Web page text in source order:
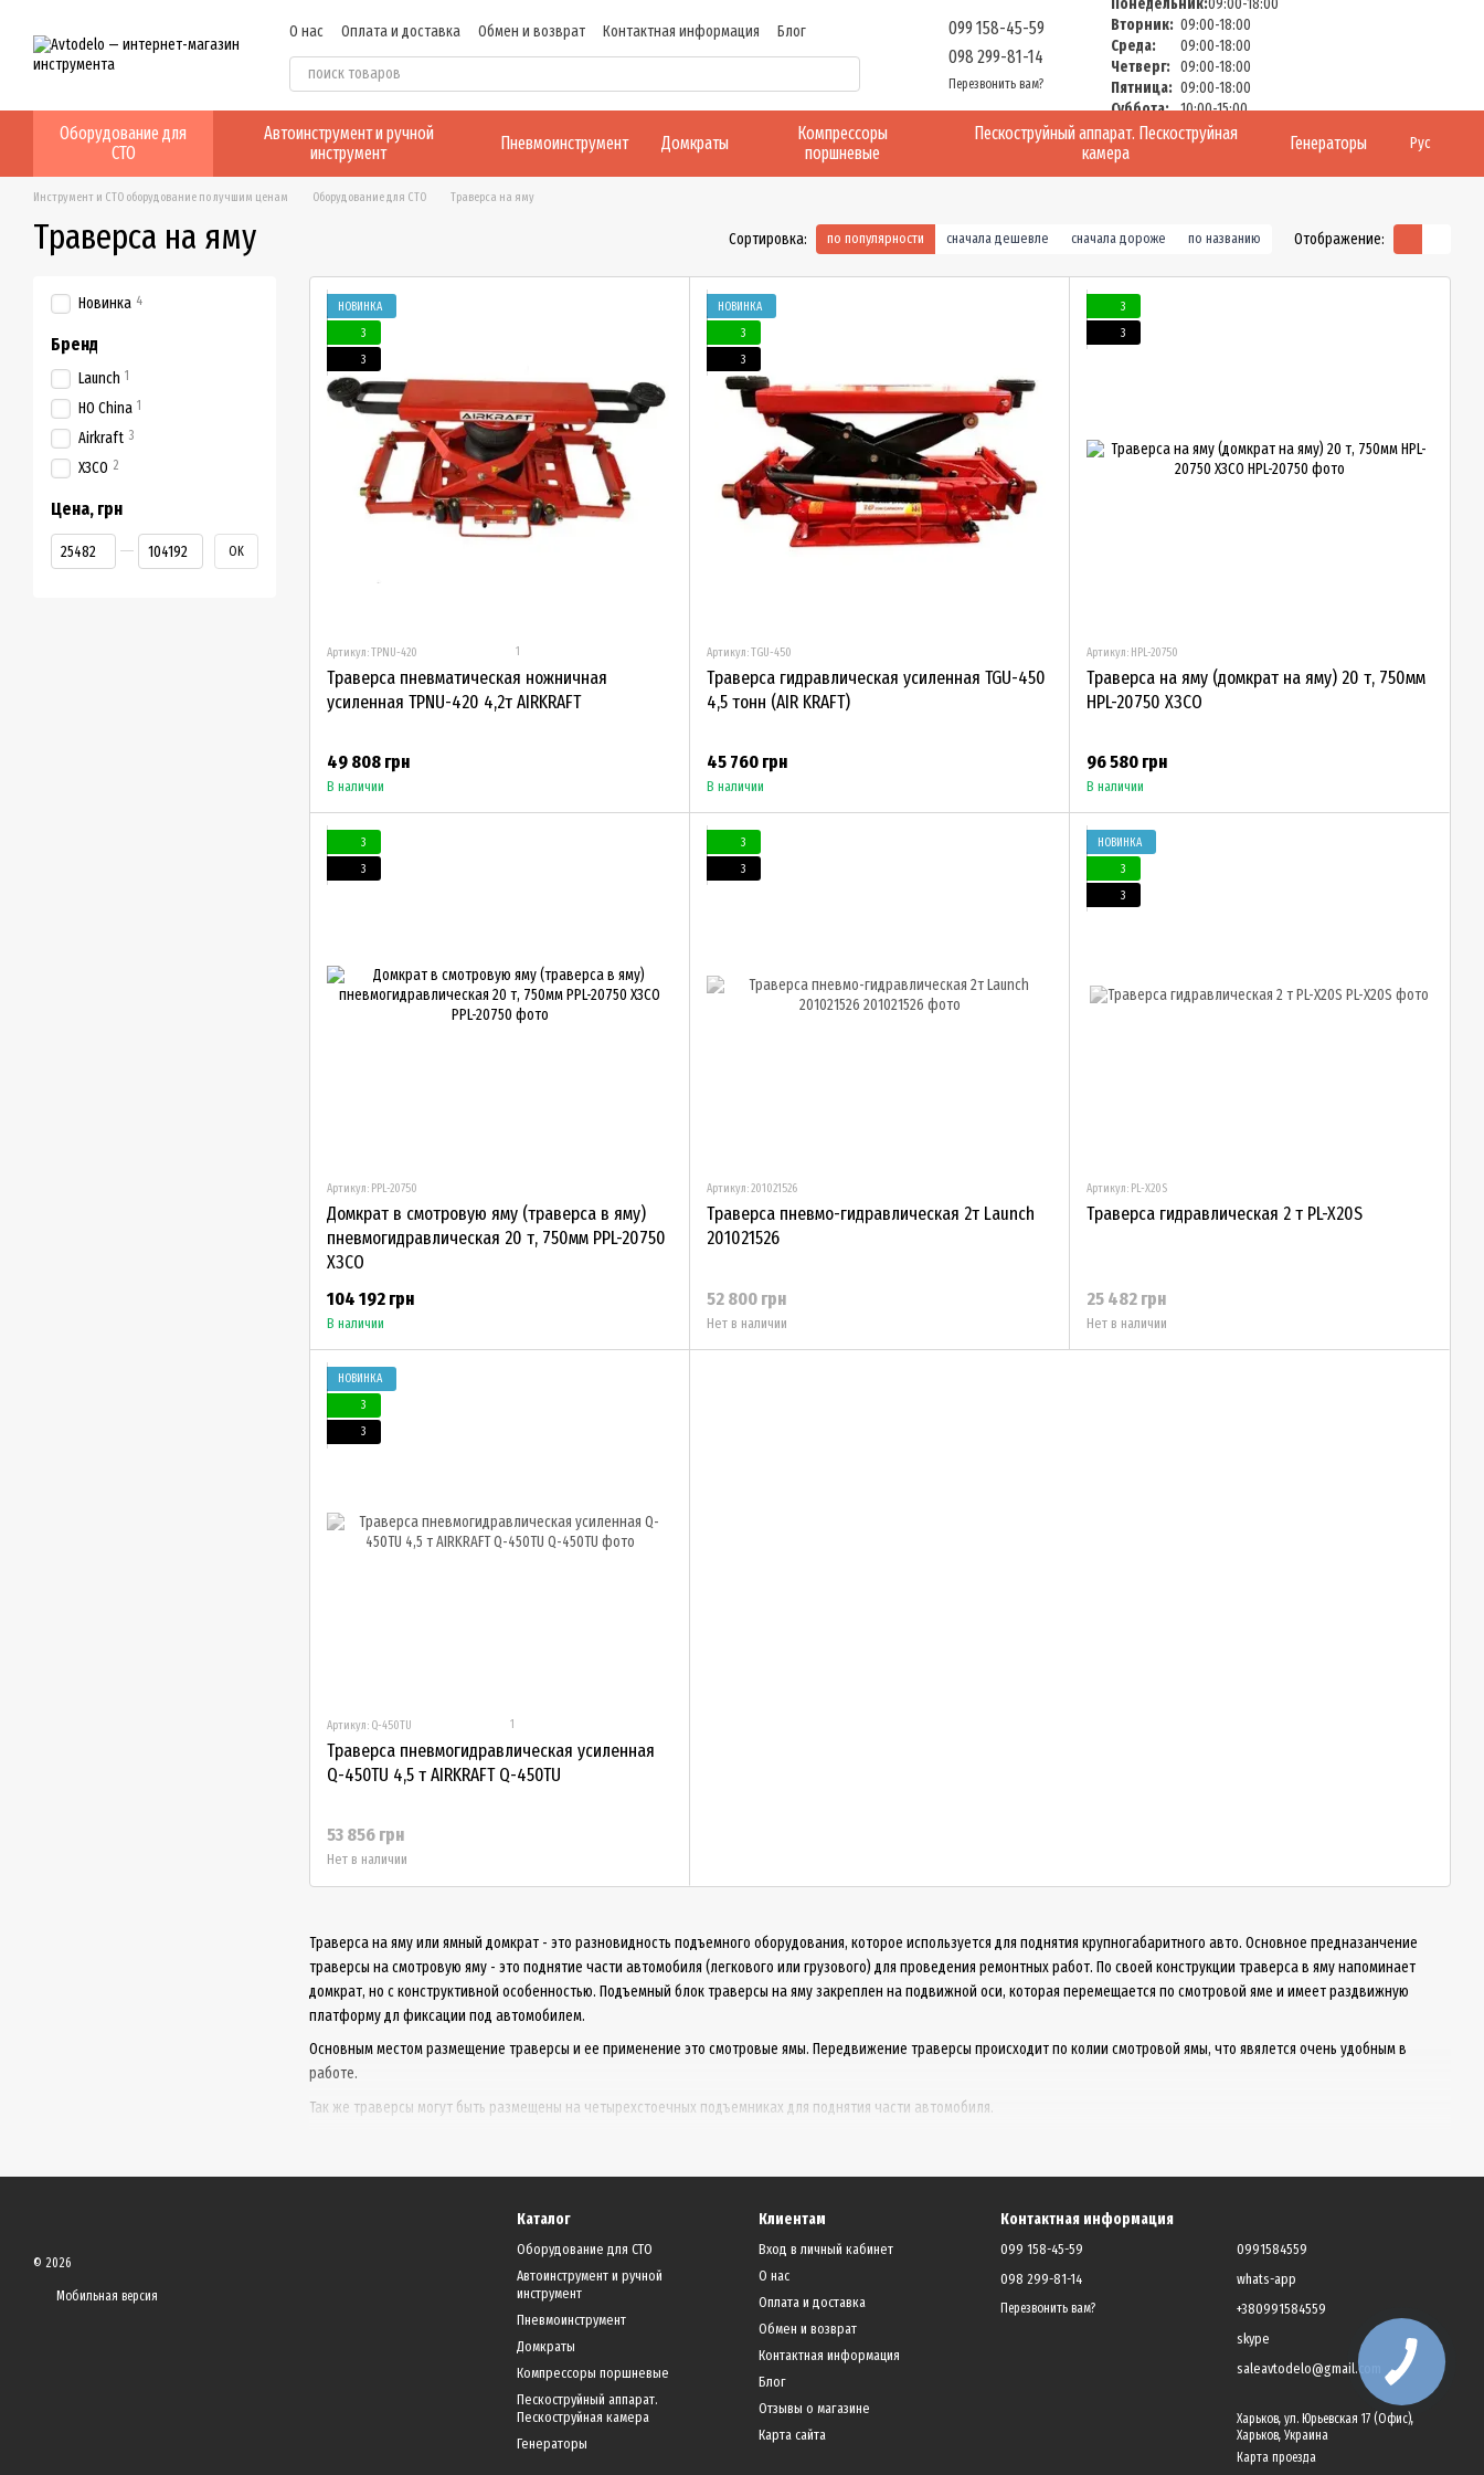
О нас Оплата и доставка Обмен и возврат Контактная информация
Блог
Отзывы о магазине
099 158-45-59
098 299-81-14
Перезвонить вам?
Понедельник:09:00-18:00
Вторник: 09:00-18:00
Среда:
09:00-18:00
Четверг: 09:00-18:00
Пятница: 09:00-18:00
Суббота: 10:00-15:00
Воскресенье:Выходной
Оборудование для
СТО
Автоинструмент и ручной
инструмент
Пневмоинструмент Домкраты
Компрессоры
поршневые
Пескоструйный аппарат. Пескоструйная
камера
Генераторы Рус
Инструмент и СТО оборудование по лучшим ценам Оборудование для СТО Траверса на яму
Траверса на яму Сортировка: по популярности сначала дешевле сначала дороже по названию Отображение:
Траверса на яму или ямный домкрат - это разновидность подъемного оборудования, которое используется для поднятия крупногабаритного авто. Основное предназанчение
траверсы на смотровую яму - это поднятие части автомобиля (легкового или грузового) для проведения ремонтных работ. По своей конструкции траверса в яму напоминает
домкрат, но с конструктивной особенностью. Подъемный блок траверсы на яму закреплен на подвижной оси, которая перемещается по смотровой яме и имеет раздвижную
платформу дл фиксации под автомобилем.
Основным местом размещение траверсы и ее применение это смотровые ямы. Передвижение траверсы происходит по колии смотровой ямы, что явялется очень удобным в
работе.
Так же траверсы могут быть размещены на четырехстоечных подъемниках для поднятия части автомобиля.
гидравлическая траверса на яму. основу данного вида траверсы составляет гидроцилиндр, который обеспечивает подъем части автомобиля
НОВИНКА
3
3
Артикул: TPNU-420 1
Траверса пневматическая ножничная
усиленная TPNU-420 4,2т AIRKRAFT
49 808 грн
В наличии
НОВИНКА
3
3
Артикул: TGU-450
Траверса гидравлическая усиленная TGU-450
4,5 тонн (AIR KRAFT)
45 760 грн
В наличии
3
3
Артикул: HPL-20750
Траверса на яму (домкрат на яму) 20 т, 750мм
HPL-20750 ХЗСО
96 580 грн
В наличии
3
3
Артикул: PPL-20750
Домкрат в смотровую яму (траверса в яму)
пневмогидравлическая 20 т, 750мм PPL-20750
ХЗСО
104 192 грн
В наличии
3
3
Артикул: 201021526
Траверса пневмо-гидравлическая 2т Launch
201021526
52 800 грн
Нет в наличии
НОВИНКА
3
3
Артикул: PL-X20S
Траверса гидравлическая 2 т PL-X20S
25 482 грн
Нет в наличии
НОВИНКА
3
3
Артикул: Q-450TU 1
Траверса пневмогидравлическая усиленная
Q-450TU 4,5 т AIRKRAFT Q-450TU
53 856 грн
Нет в наличии
Новинка 4
Бренд
Launch 1
HO China 1
Airkraft 3
ХЗСО 2
Цена, грн
От Цена, грн
До Цена, грн OK
© 2026
Мобильная версия
Каталог
Оборудование для СТО
Автоинструмент и ручной
инструмент
Пневмоинструмент
Домкраты
Компрессоры поршневые
Пескоструйный аппарат.
Пескоструйная камера
Генераторы
Клиентам
Вход в личный кабинет
О нас
Оплата и доставка
Обмен и возврат
Контактная информация
Блог
Отзывы о магазине
Карта сайта
Контактная информация
099 158-45-59
098 299-81-14
Перезвонить вам?
0991584559
whats-app
+380991584559
skype
saleavtodelo@gmail.com
Харьков, ул. Юрьевская 17 (Офис),
Харьков, Украина
Карта проезда